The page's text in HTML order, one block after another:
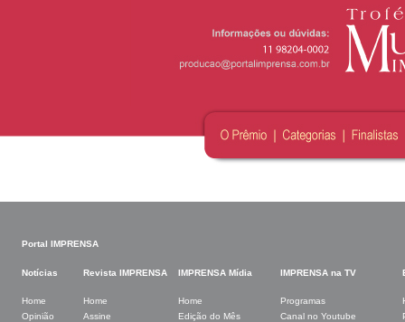
Portal IMPRENSA
Notícias Revista IMPRENSA IMPRENSA Mídia IMPRENSA na TV
Home Home Home Programas
Opinião
Assine Edição do Mês Canal no Youtube